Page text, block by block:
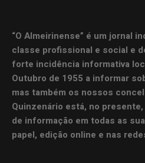
“O Almeirinense” é um jornal
classe profissional e social e
forte incidência informativa
Outubro de 1955 a informar
mas também os nossos
Quinzenário está, no
de informação em todas as
papel, edição online e nas